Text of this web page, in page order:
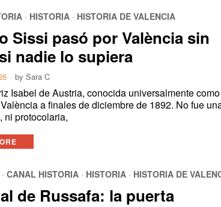
· HISTORIA · HISTORIA DE VALENCIA
Sissi pasó por València sin
nadie lo supiera
bySara C
Isabel de Austria, conocida universalmente como
a finales de diciembre de 1892. No fue
ni protocolaria,
· CANAL HISTORIA · HISTORIA · HISTORIA DE
de Russafa: la puerta